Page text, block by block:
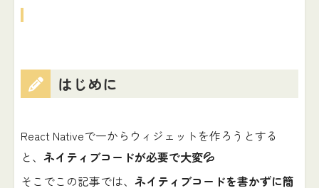
はじめに
React Nativeで一からウィジェットを作ろうとする
と、 ネイティブコードが必要で大変💦
そこでこの記事では、 ネイティブコードを書かずに簡